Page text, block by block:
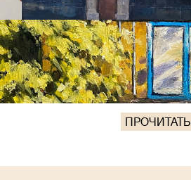
ПРОЧИТАТЬ